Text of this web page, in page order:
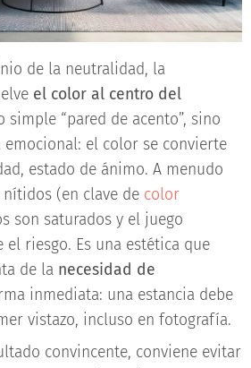
de la neutralidad, la
el color al centro del
simple “pared de acento”, sino
el color se convierte
estado de ánimo. A menudo
(en clave de color
son saturados y el juego
riesgo. Es una estética que
de la necesidad de
inmediata: una estancia debe
vistazo, incluso en fotografía.
convincente, conviene evitar